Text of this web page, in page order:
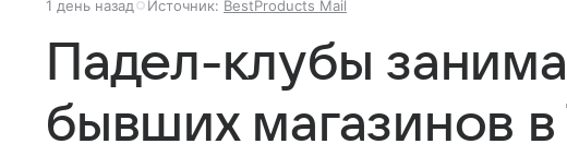
1 день назад Источник: BestProducts Mail
Падел-клубы
бывших магазинов